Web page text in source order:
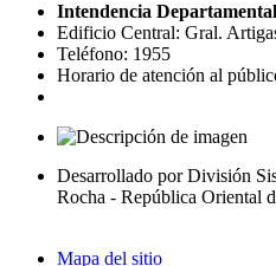
Intendencia
Edificio Central: Gral.
Teléfono: 1955
Horario de atención al
Desarrollado por División
Rocha - República Oriental
Mapa del sitio